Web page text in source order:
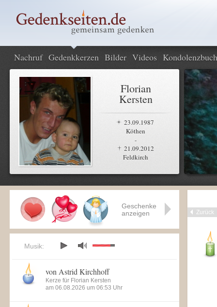
Nachruf Gedenkkerzen Bilder Videos Kondolenzbuch
Florian
Kersten
23.09.1987
Köthen
-
21.09.2012
Feldkirch
Zurück
Geschenke
anzeigen
Musik:
von Astrid Kirchhoff
Kerze für Florian Kersten
am 06.08.2026 um 06:53 Uhr